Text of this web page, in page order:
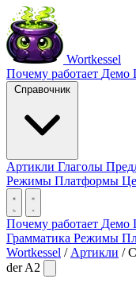
Wortkessel
Почему работает Демо
Справочник
Артикли Глаголы
Режимы Платформы
Почему работает Демо
Грамматика Режимы
Wortkessel / Артикли /
derA2